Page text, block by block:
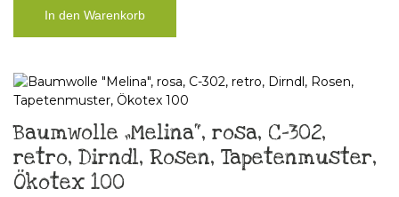
In den Warenkorb
Baumwolle „Melina“, rosa, C-302,
retro, Dirndl, Rosen, Tapetenmuster,
Ökotex 100